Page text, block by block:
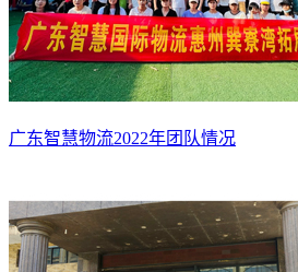
广东智慧物流2022年团队情况